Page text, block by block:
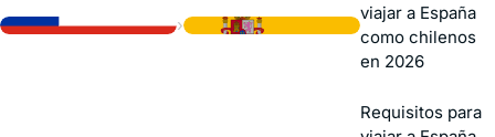
›
viajar a España
como chilenos
en 2026
Requisitos para